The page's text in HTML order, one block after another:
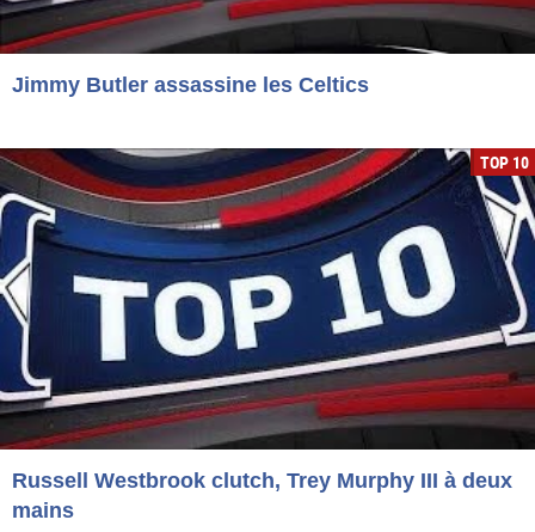
Jimmy Butler assassine les Celtics
TOP 10
Russell Westbrook clutch, Trey Murphy III à deux
mains